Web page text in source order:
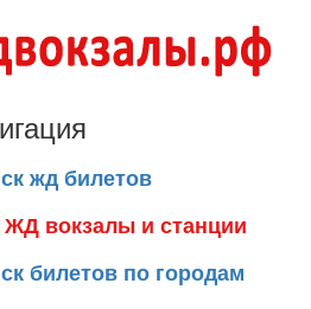
жд билетов
ЖД вокзалы и станции
билетов по городам